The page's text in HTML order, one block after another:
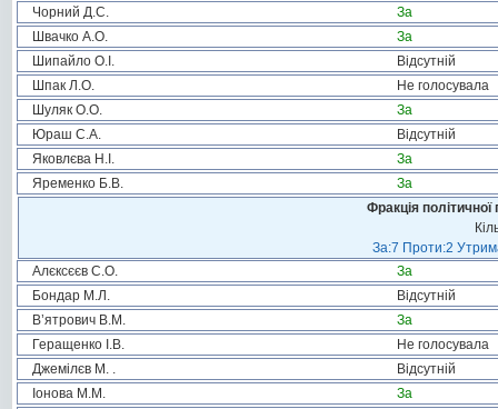
Чорний Д.С.
За
Швачко А.О.
За
Шипайло О.І.
Відсутній
Шпак Л.О.
Не голосувала
Шуляк О.О.
За
Юраш С.А.
Відсутній
Яковлєва Н.І.
За
Яременко Б.В.
За
Фракція
За:7 Проти:2
Алєксєєв С.О.
За
Бондар М.Л.
Відсутній
В’ятрович В.М.
За
Геращенко І.В.
Не голосувала
Джемілєв М. .
Відсутній
Іонова М.М.
За